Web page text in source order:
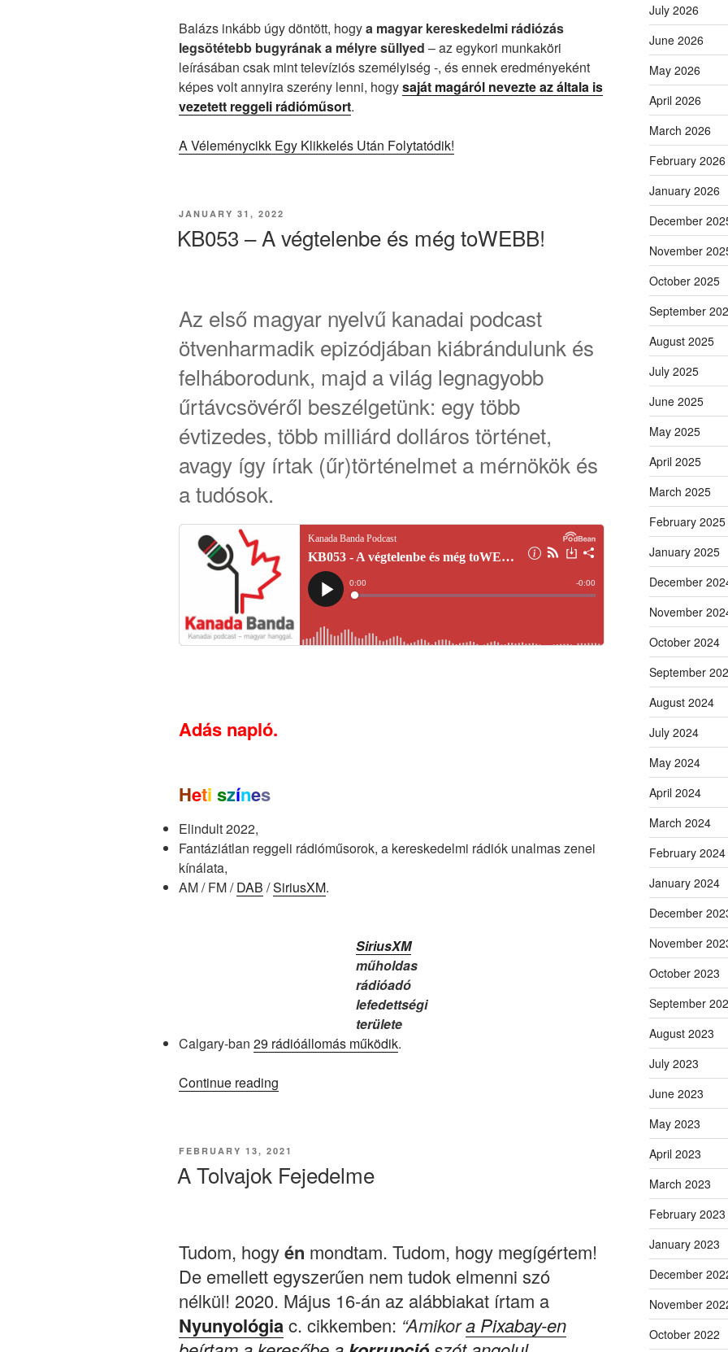
Balázs inkább úgy döntött, hogya magyar kereskedelmi rádiózás
legsötétebb bugyrának a mélyre süllyed – az egykori munkaköri
leírásában csak mint televíziós személyiség -, és ennek eredményeként
képes volt annyira szerény lenni, hogysaját magáról nevezte az általa is
vezetett reggeli rádióműsort.
A Véleménycikk Egy Klikkelés Után Folytatódik!
POSTED
JANUARY 31, 2022
KB053 – A végtelenbe és még toWEBB!
Az első magyar nyelvű kanadai podcast
ötvenharmadik epizódjában kiábrándulunk és
felháborodunk, majd a világ legnagyobb
űrtávcsövéről beszélgetünk: egy több
évtizedes, több milliárd dolláros történet,
avagy így írtak (űr)történelmet a mérnökök és
a tudósok.
Adás napló.
Heti színes
Elindult 2022,
Fantáziátlan reggeli rádióműsorok, a kereskedelmi rádiók unalmas zenei
kínálata,
AM / FM /DAB /SiriusXM.
SiriusXM
műholdas
rádióadó
lefedettségi
területe
Calgary-ban 29 rádióállomás működik.
Continue reading
és
még
POSTED
FEBRUARY 13, 2021
A Tolvajok Fejedelme
Tudom, hogyén mondtam. Tudom, hogy megígértem!
De emellett egyszerűen nem tudok elmenni szó
nélkül! 2020. Május 16-án az alábbiakat írtam a
Nyunyológiac. cikkemben: “Amikora Pixabay-en
July 2026
June 2026
May 2026
April 2026
March 2026
February 2026
January 2026
December
November
October 2025
September
August 2025
July 2025
June 2025
May 2025
April 2025
March 2025
February 2025
January 2025
December
November
October 2024
September
August 2024
July 2024
May 2024
April 2024
March 2024
February 2024
January 2024
December
November
October 2023
September
August 2023
July 2023
June 2023
May 2023
April 2023
March 2023
February 2023
January 2023
December
November
October 2022